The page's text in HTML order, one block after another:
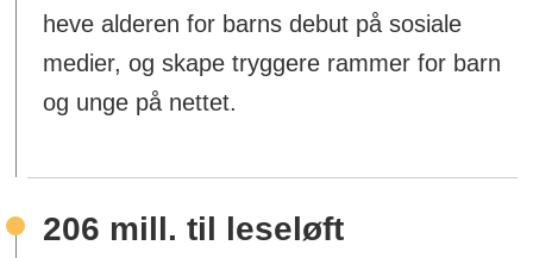
heve alderen for barns debut på sosiale
medier, og skape tryggere rammer for barn
og unge på nettet.
206 mill. til leseløft